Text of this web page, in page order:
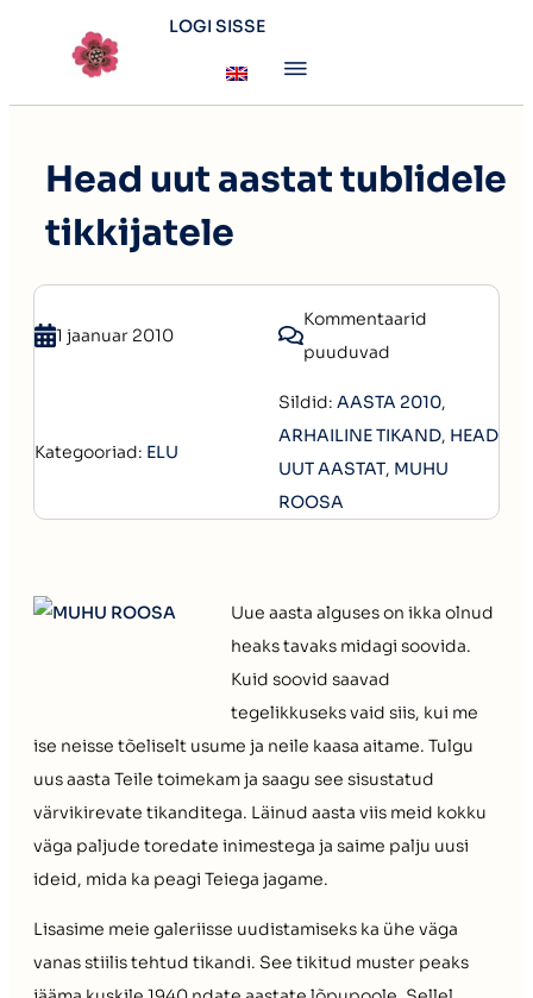
LOGI SISSE
Head uut aastat tublidele
tikkijatele
1 jaanuar 2010
Kommentaarid
puuduvad
Kategooriad: ELU
Sildid: AASTA 2010,
ARHAILINE TIKAND, HEAD
UUT AASTAT, MUHU
ROOSA
Uue aasta alguses on ikka olnud
heaks tavaks midagi soovida.
Kuid soovid saavad
tegelikkuseks vaid siis, kui me
ise neisse tõeliselt usume ja neile kaasa aitame. Tulgu
uus aasta Teile toimekam ja saagu see sisustatud
värvikirevate tikanditega. Läinud aasta viis meid kokku
väga paljude toredate inimestega ja saime palju uusi
ideid, mida ka peagi Teiega jagame.
Lisasime meie galeriisse uudistamiseks ka ühe väga
vanas stiilis tehtud tikandi. See tikitud muster peaks